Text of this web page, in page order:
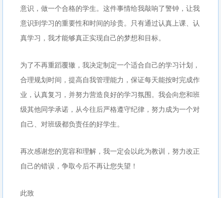
意识，做一个合格的学生。这件事情给我敲响了警钟，让我
意识到学习的重要性和时间的珍贵。只有通过认真上课、认
真学习，我才能够真正实现自己的梦想和目标。
为了不再重蹈覆辙，我决定制定一个适合自己的学习计划，
合理规划时间，提高自我管理能力，保证每天能按时完成作
业，认真复习，并努力营造良好的学习氛围。我会向您和班
级其他同学承诺，从今往后严格遵守纪律，努力成为一个对
自己、对班级都负责任的好学生。
再次感谢您的宽容和理解，我一定会以此为教训，努力改正
自己的错误，争取今后不再让您失望！
此致